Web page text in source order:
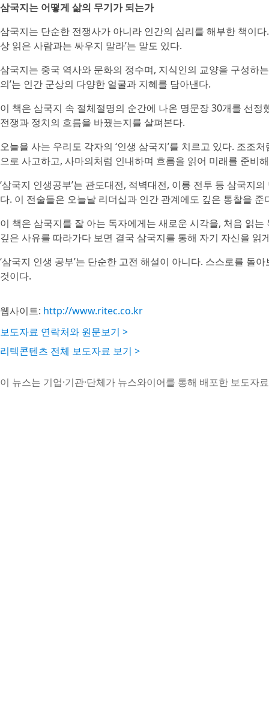
삼국지는 어떻게 삶의 무기가 되는가
삼국지는 단순한 전쟁사가 아니라 인간의 심리를 해부한 책이
상 읽은 사람과는 싸우지 말라’는 말도 있다.
삼국지는 중국 역사와 문화의 정수며, 지식인의 교양을 구성하
의’는 인간 군상의 다양한 얼굴과 지혜를 담아낸다.
이 책은 삼국지 속 절체절명의 순간에 나온 명문장 30개를 선
전쟁과 정치의 흐름을 바꿨는지를 살펴본다.
오늘을 사는 우리도 각자의 ‘인생 삼국지’를 치르고 있다. 조조
으로 사고하고, 사마의처럼 인내하며 흐름을 읽어 미래를 준비
‘삼국지 인생공부’는 관도대전, 적벽대전, 이릉 전투 등 삼국지
다. 이 전술들은 오늘날 리더십과 인간 관계에도 깊은 통찰을 준
이 책은 삼국지를 잘 아는 독자에게는 새로운 시각을, 처음 읽
깊은 사유를 따라가다 보면 결국 삼국지를 통해 자기 자신을 읽
‘삼국지 인생 공부’는 단순한 고전 해설이 아니다. 스스로를 돌
것이다.
웹사이트: http://www.ritec.co.kr
보도자료 연락처와 원문보기 >
리텍콘텐츠 전체 보도자료 보기 >
이 뉴스는 기업·기관·단체가 뉴스와이어를 통해 배포한 보도자